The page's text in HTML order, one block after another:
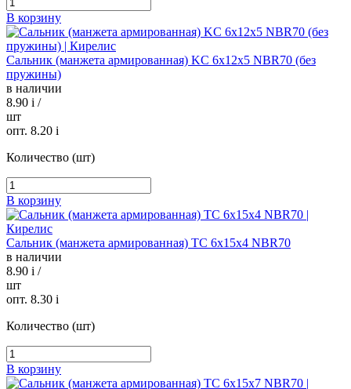
В корзину
Сальник (манжета армированная) KC 6х12х5 NBR70 (без
пружины)
в наличии
8.90 i /
шт
опт. 8.20 i
Количество (шт)
В корзину
Сальник (манжета армированная) TC 6х15х4 NBR70
в наличии
8.90 i /
шт
опт. 8.30 i
Количество (шт)
В корзину